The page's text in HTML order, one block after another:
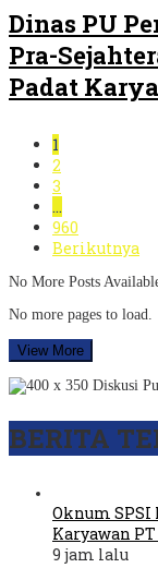
Dinas PU
Pra-
Padat Karya
1
2
3
…
960
Berikutnya
No More Posts
No more pages to load.
View More
BERITA
Oknum
Karyawan
9 jam lalu